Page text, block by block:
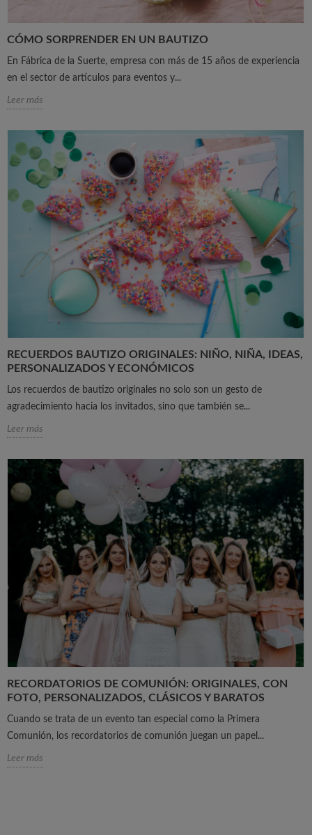
CÓMO SORPRENDER EN UN BAUTIZO
En Fábrica de la Suerte, empresa con más de 15 años de experiencia
en el sector de artículos para eventos y...
Leer más
RECUERDOS BAUTIZO ORIGINALES: NIÑO, NIÑA, IDEAS,
PERSONALIZADOS Y ECONÓMICOS
Los recuerdos de bautizo originales no solo son un gesto de
agradecimiento hacia los invitados, sino que también se...
Leer más
RECORDATORIOS DE COMUNIÓN: ORIGINALES, CON
FOTO, PERSONALIZADOS, CLÁSICOS Y BARATOS
Cuando se trata de un evento tan especial como la Primera
Comunión, los recordatorios de comunión juegan un papel...
Leer más